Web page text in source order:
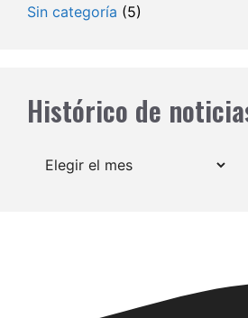
Sin categoría (5)
Histórico de
Archivos